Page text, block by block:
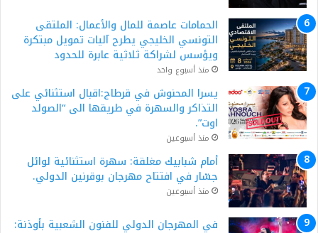
الحمامات عاصمة للمال والأعمال: الملتقى
التونسي الخليجي يطرح آليات تمويل مبتكرة
ويؤسس لشراكة ثلاثية عابرة للحدود
منذ أسبوع واحد
يسرا المحنوش في قرطاج:اقبال استثنائي على
التذاكر والسهرة في طريقها الى “الصولد
اوت”.
منذ أسبوعين
أمام شبابيك مغلقة: سهرة استثنائية لوائل
جسّار في افتتاح مهرجان بوقرنين الدولي.
منذ أسبوعين
في المهرجان الدولي للفنون الشعبية بأوذنة: